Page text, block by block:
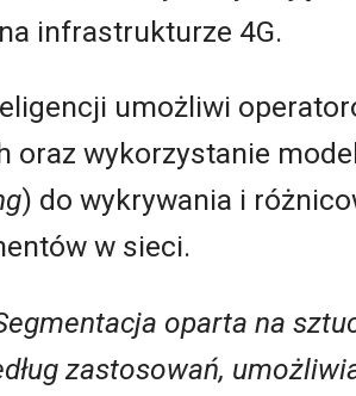
infrastrukturze 4G.
umożliwi
oraz wykorzystanie
) do wykrywania i
w sieci.
oparta na
zastosowań, umożliwi